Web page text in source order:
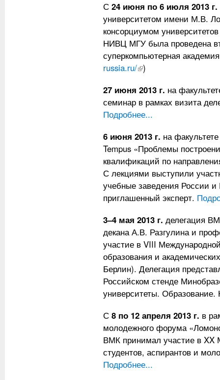
С 24 июня по 6 июля 2013 г.
университетом имени М.В.
консорциумом
НИВЦ МГУ была проведена
суперкомпьютерная
russia.ru/(внешняя ссылка)
)
27 июня 2013 г. на
семинар в рамках визита
Подробнее...
6 июня 2013 г. на
Tempus «Проблемы
квалификаций по
С лекциями выступили
учебные заведения России и
приглашенный эксперт.
3–4 мая 2013 г. делегация
декана А.В. Разгулина и
участие в VIII
образования и
Берлин). Делегация
Российском стенде
университеты.
С 8 по 12 апреля 2013 г. в
молодежного форума
ВМК принимал участие в XX
студентов, аспирантов и
Подробнее...